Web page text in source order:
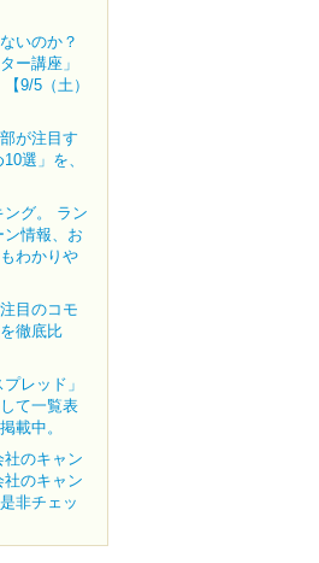
いのか？
ー講座」
9/5（土）
が注目す
選」を、
グ。 ラン
情報、お
わかりや
目のコモ
徹底比
レッド」
て一覧表
載中。
のキャン
のキャン
非チェッ